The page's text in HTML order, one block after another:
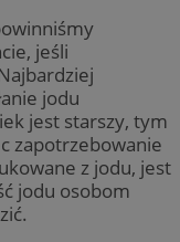
jeśli
jodu
jest starszy, tym
zapotrzebowanie
z jodu, jest
jodu osobom